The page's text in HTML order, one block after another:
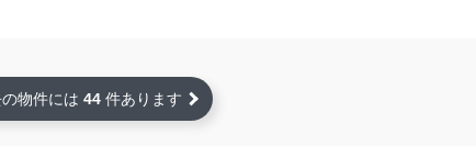
物件には 44 件あります